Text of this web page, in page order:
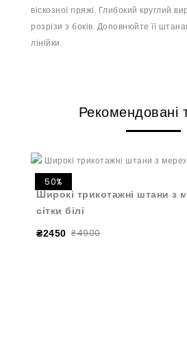
віскозної пряжі. Глибокий круглий
розрізи з боків. Доповнюйте її
лінійки.
Рекомендовані
50%
Широкі трикотажні штани з
сітки білі
₴2450 ₴4900